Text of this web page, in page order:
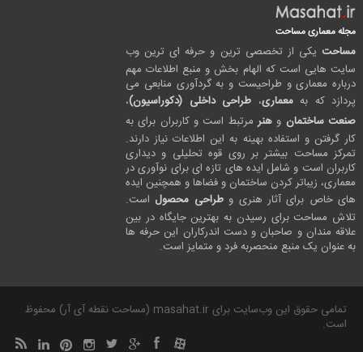
مجله معماری مساحت
مساحت یکی از تخصصی ترین و حرفه ای ترین وب
سایت هایی است که الهام بخش و منبع اطلاعات مهم
درباره معماری و طراحیست و به گردآوری منابعی می
پردازد که بهمعماری، طراحی داخلی (دکوراسیون)،
صنعت ساختمان و هنرمرتبط است و کاربران برای به
کار گرفتن و استفاده بهینه به این اطلاعات نیاز دارند.
تمرکز مساحت بیشتر بر روی قوه تحلیلی و دیداری
کاربران است و شامل ایده های تازه ای برای نوآوری در
معماری، زیباتر کردن ساختمان و فضاها و همچنین ایده
های خاص برای آثار هنری وطراحی محصول است.
تلاش مساحت برای رسیدن به بهترین جایگاه در بین
علاقه مندان و صاحبان و دست اندرکاران این حرفه ها
به عنوان یک منبع منحصربه فرد و متمایز است.
تمامی حقوق این وب‌سایت برای masahat.ir (مساحت نقطه آی آر) محفوظ
است.